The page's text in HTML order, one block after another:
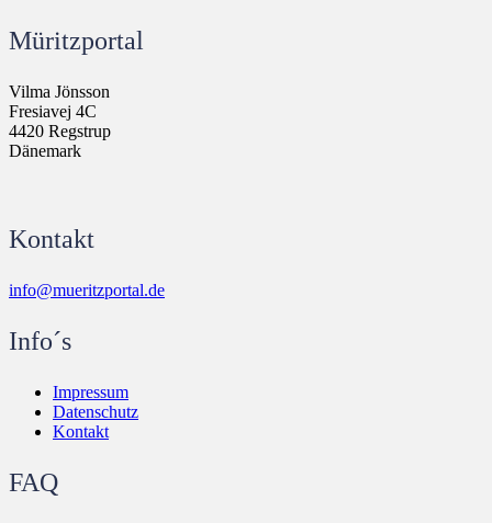
Müritzportal
Vilma Jönsson
Fresiavej 4C
4420 Regstrup
Dänemark
Kontakt
info@mueritzportal.de
Info´s
Impressum
Datenschutz
Kontakt
FAQ